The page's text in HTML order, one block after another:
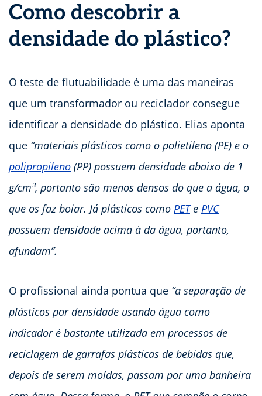
Como descobrir a
densidade do plástico?
O teste de flutuabilidade é uma das maneiras
que um transformador ou reciclador consegue
identificar a densidade do plástico. Elias aponta
que “materiais plásticos como o polietileno (PE) e o
polipropileno (PP) possuem densidade abaixo de 1
g/cm³, portanto são menos densos do que a água, o
que os faz boiar. Já plásticos como PETe PVC
possuem densidade acima à da água, portanto,
afundam”.
O profissional ainda pontua que “a separação de
plásticos por densidade usando água como
indicador é bastante utilizada em processos de
reciclagem de garrafas plásticas de bebidas que,
depois de serem moídas, passam por uma banheira